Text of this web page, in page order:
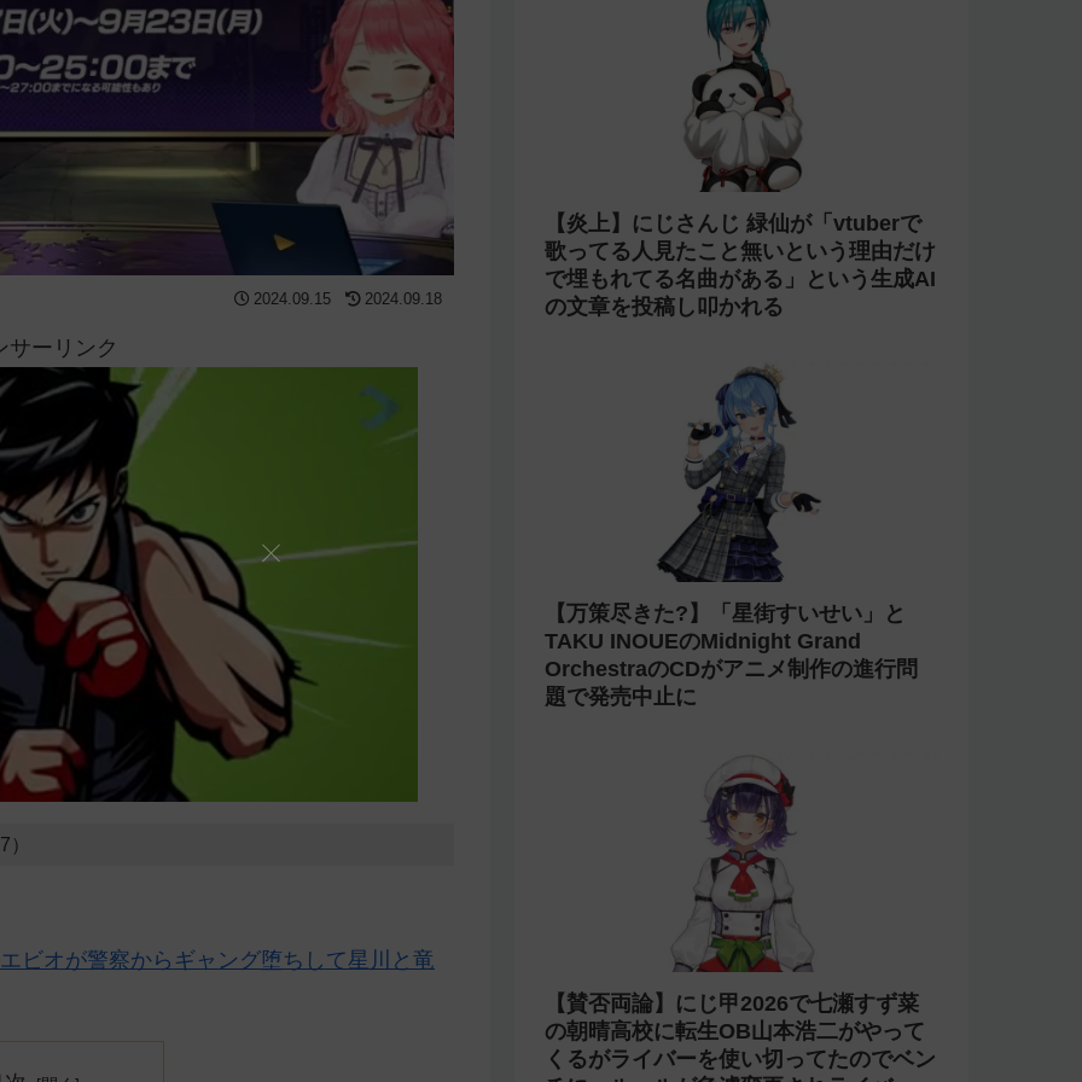
2024.09.15 2024.09.18
サーリンク
ビオが警察からギャング堕ちして星川と竜
【炎上】にじさんじ 緑仙が「vtuberで
歌ってる人見たこと無いという理由だけ
で埋もれてる名曲がある」という生成AI
の文章を投稿し叩かれる
【万策尽きた?】「星街すいせい」と
TAKU INOUEのMidnight Grand
OrchestraのCDがアニメ制作の進行問
題で発売中止に
【賛否両論】にじ甲2026で七瀬すず菜
の朝晴高校に転生OB山本浩二がやって
くるがライバーを使い切ってたのでベン